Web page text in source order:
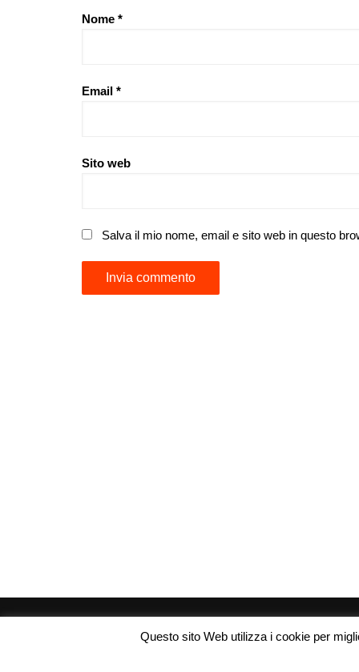
Nome *
Email *
Sito web
Salva il mio nome, email e sito web in questo
Questo sito Web utilizza i cookie per